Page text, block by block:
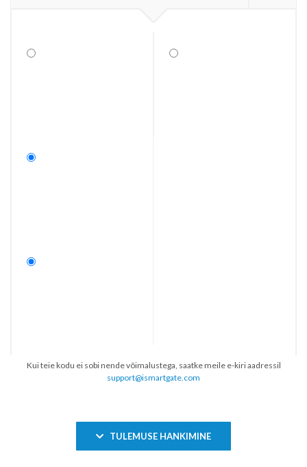
Kui teie kodu ei sobi nende võimalustega, saatke meile e-kiri aadressil
support@ismartgate.com
TULEMUSE HANKIMINE